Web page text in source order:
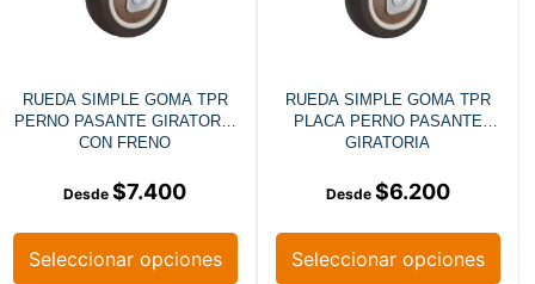
RUEDA SIMPLE GOMA TPR
PERNO PASANTE GIRATORIA
CON FRENO
$7.400
Seleccionar opciones
RUEDA SIMPLE GOMA TPR
PLACA PERNO PASANTE
GIRATORIA
$6.200
Seleccionar opciones